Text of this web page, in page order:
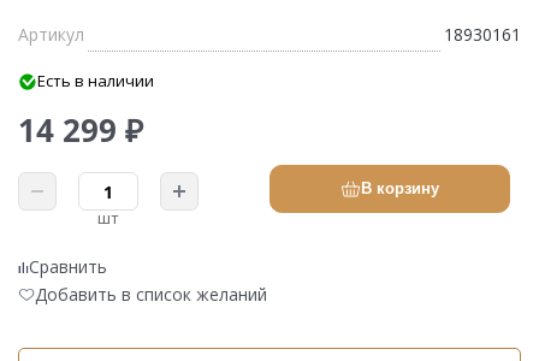
Артикул 18930161
Есть в наличии
14 299 ₽
шт
В корзину
Сравнить
Добавить в список желаний